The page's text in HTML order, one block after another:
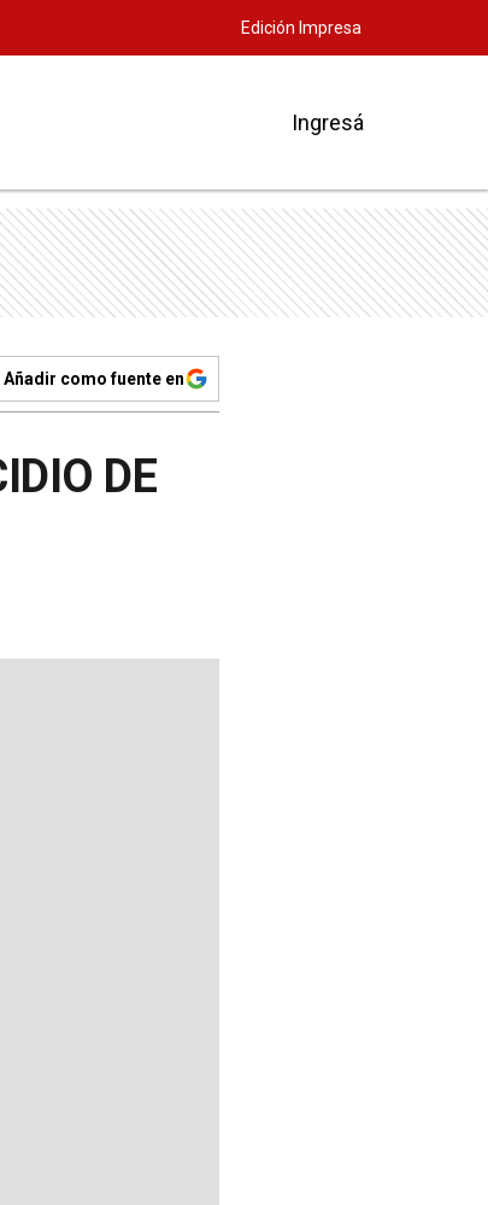
Edición Impresa
Ingresá
Añadir como fuente en
DE